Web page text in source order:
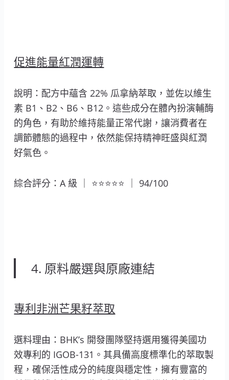
促進能量紅潤運轉
說明：配方中蘊含 22% 瓜拿納萃取，並佐以維生
素 B1、B2、B6、B12。這些成分在體內扮演輔酶
的角色，有助於維持能量正常代謝，讓消費者在
調節體態的過程中，依然能保持精神旺盛與紅潤
好氣色。
綜合評分：A 級 ｜ ⭐⭐⭐⭐⭐ ｜ 94/100
4. 原料嚴選與原廠連結
專利非洲芒果籽萃取
選料理由：BHK’s 開發團隊堅持選用獲得美國功
效專利的 IGOB-131。其具備高度標準化的萃取製
程，確保活性成分的純度與穩定性，擁有豐富的